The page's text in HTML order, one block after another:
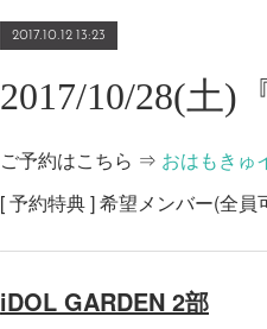
2017.10.12 13:23
2017/10/28(土)
ご予約はこちら ⇒ おはもきゅ
[ 予約特典 ] 希望メンバー(全員
iDOL GARDEN 2部